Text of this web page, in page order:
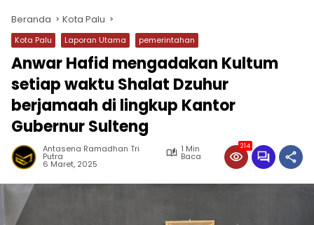
Beranda Kota Palu
Kota Palu Laporan Utama pemerintahan
Anwar Hafid mengadakan Kultum
setiap waktu Shalat Dzuhur
berjamaah di lingkup Kantor
Gubernur Sulteng
Antasena Ramadhan Tri
Putra
1 Min
Baca
6 Maret, 2025
214